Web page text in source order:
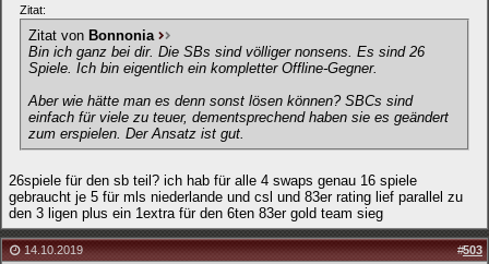
Zitat:
Zitat von Bonnonia
Bin ich ganz bei dir. Die SBs sind völliger nonsens. Es sind 26
Spiele. Ich bin eigentlich ein kompletter Offline-Gegner.
Aber wie hätte man es denn sonst lösen können? SBCs sind
einfach für viele zu teuer, dementsprechend haben sie es geändert
zum erspielen. Der Ansatz ist gut.
26spiele für den sb teil? ich hab für alle 4 swaps genau 16 spiele
gebraucht je 5 für mls niederlande und csl und 83er rating lief parallel zu
den 3 ligen plus ein 1extra für den 6ten 83er gold team sieg
14.10.2019 #503